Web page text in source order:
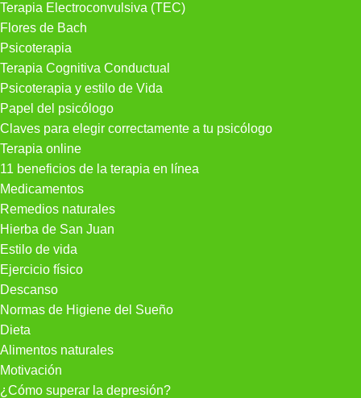
Terapia Electroconvulsiva (TEC)
Flores de Bach
Psicoterapia
Terapia Cognitiva Conductual
Psicoterapia y estilo de Vida
Papel del psicólogo
Claves para elegir correctamente a tu psicólogo
Terapia online
11 beneficios de la terapia en línea
Medicamentos
Remedios naturales
Hierba de San Juan
Estilo de vida
Ejercicio físico
Descanso
Normas de Higiene del Sueño
Dieta
Alimentos naturales
Motivación
¿Cómo superar la depresión?